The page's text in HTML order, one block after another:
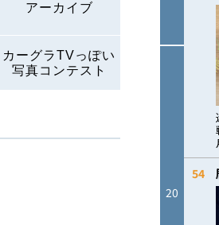
アーカイブ
カーグラTVっぽい
写真コンテスト